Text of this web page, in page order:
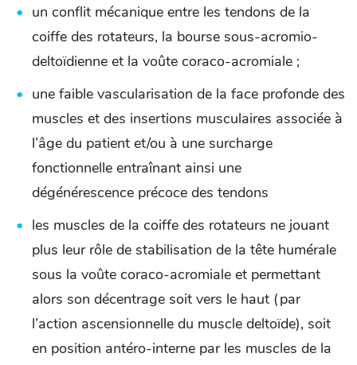
un conflit mécanique entre les tendons de la
coiffe des rotateurs, la bourse sous-acromio-
deltoïdienne et la voûte coraco-acromiale ;
une faible vascularisation de la face profonde des
muscles et des insertions musculaires associée à
l’âge du patient et/ou à une surcharge
fonctionnelle entraînant ainsi une
dégénérescence précoce des tendons
les muscles de la coiffe des rotateurs ne jouant
plus leur rôle de stabilisation de la tête humérale
sous la voûte coraco-acromiale et permettant
alors son décentrage soit vers le haut (par
l’action ascensionnelle du muscle deltoïde), soit
en position antéro-interne par les muscles de la